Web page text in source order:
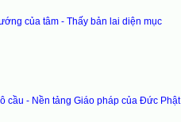
của tâm - Thấy bản lai diện mục
cầu - Nền tảng Giáo pháp của Đức Phật